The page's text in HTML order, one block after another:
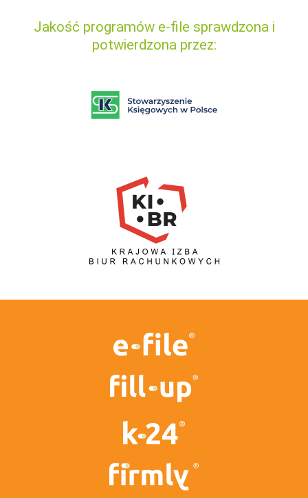
Jakość programów e-file sprawdzona i
potwierdzona przez: